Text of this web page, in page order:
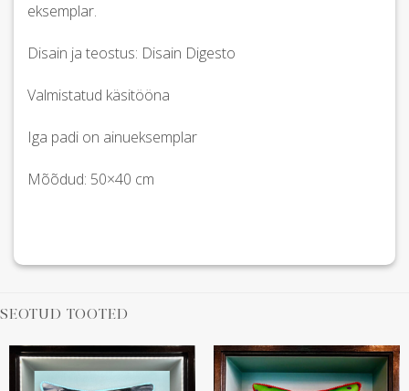
eksemplar.
Disain ja teostus: Disain Digesto
Valmistatud käsitööna
Iga padi on ainueksemplar
Mõõdud: 50×40 cm
SEOTUD TOOTED